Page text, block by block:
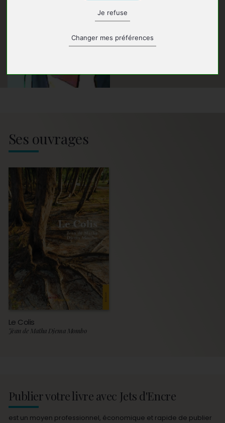
Je refuse
Changer mes préférences
Ses ouvrages
Le Colis
Jean de Matha Djema Mombo
Publier votre livre avec Jets d'Encre
est un moyen professionnel, économique et rapide de publier